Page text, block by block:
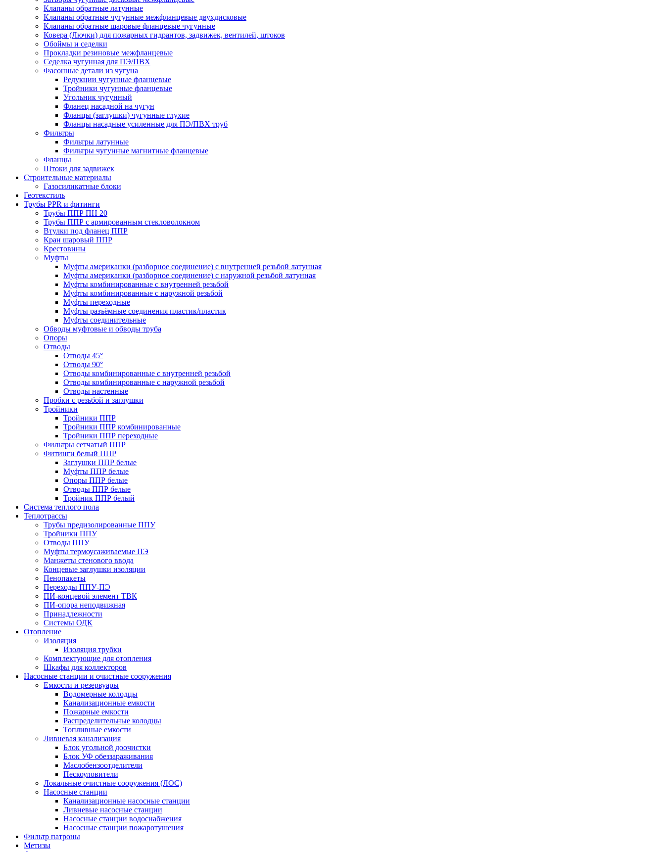
Клапаны обратные латунные
Клапаны обратные чугунные межфланцевые двухдисковые
Клапаны обратные шаровые фланцевые чугунные
Ковера (Лючки) для пожарных гидрантов, задвижек, вентилей, штоков
Обоймы и седелки
Прокладки резиновые межфланцевые
Седелка чугунная для ПЭ/ПВХ
Фасонные детали из чугуна
Редукции чугунные фланцевые
Тройники чугунные фланцевые
Угольник чугунный
Фланец насадной на чугун
Фланцы (заглушки) чугунные глухие
Фланцы насадные усиленные для ПЭ/ПВХ труб
Фильтры
Фильтры латунные
Фильтры чугунные магнитные фланцевые
Фланцы
Штоки для задвижек
Строительные материалы
Газосиликатные блоки
Геотекстиль
Трубы PPR и фитинги
Трубы ППР ПН 20
Трубы ППР с армированным стекловолокном
Втулки под фланец ППР
Кран шаровый ППР
Крестовины
Муфты
Муфты американки (разборное соединение) с внутренней резьбой латунная
Муфты американки (разборное соединение) с наружной резьбой латунная
Муфты комбинированные с внутренней резьбой
Муфты комбинированные с наружной резьбой
Муфты переходные
Муфты разъёмные соединения пластик/пластик
Муфты соединительные
Обводы муфтовые и обводы труба
Опоры
Отводы
Отводы 45°
Отводы 90°
Отводы комбинированные с внутренней резьбой
Отводы комбинированные с наружной резьбой
Отводы настенные
Пробки с резьбой и заглушки
Тройники
Тройники ППР
Тройники ППР комбинированные
Тройники ППР переходные
Фильтры сетчатый ППР
Фитинги белый ППР
Заглушки ППР белые
Муфты ППР белые
Опоры ППР белые
Отводы ППР белые
Тройник ППР белый
Система теплого пола
Теплотрассы
Трубы предизолированные ППУ
Тройники ППУ
Отводы ППУ
Муфты термоусаживаемые ПЭ
Манжеты стенового ввода
Концевые заглушки изоляции
Пенопакеты
Переходы ППУ-ПЭ
ПИ-концевой элемент ТВК
ПИ-опора неподвижная
Принадлежности
Системы ОДК
Отопление
Изоляция
Изоляция трубки
Комплектующие для отопления
Шкафы для коллекторов
Насосные станции и очистные сооружения
Емкости и резервуары
Водомерные колодцы
Канализационные емкости
Пожарные емкости
Распределительные колодцы
Топливные емкости
Ливневая канализация
Блок угольной доочистки
Блок УФ обеззараживания
Маслобензоотделители
Пескоуловители
Локальные очистные сооружения (ЛОС)
Насосные станции
Канализационные насосные станции
Ливневые насосные станции
Насосные станции водоснабжения
Насосные станции пожаротушения
Фильтр патроны
Метизы